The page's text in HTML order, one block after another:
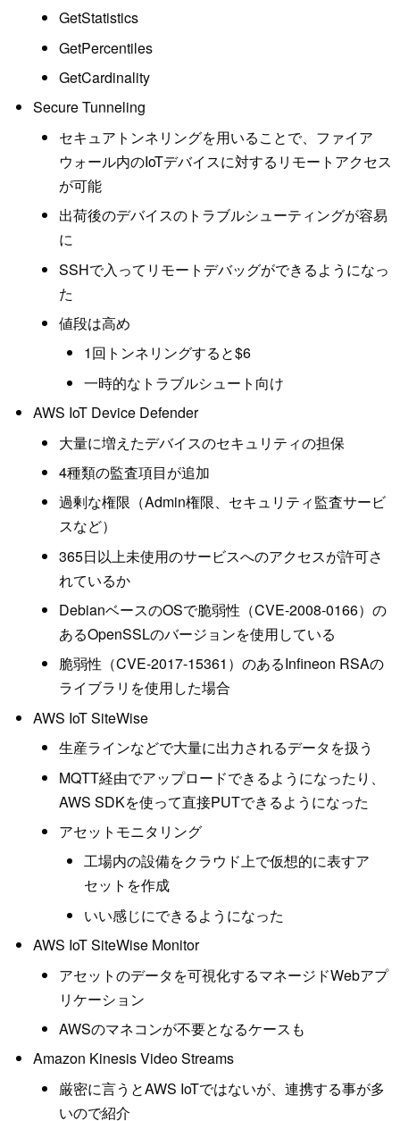
GetStatistics
GetPercentiles
GetCardinality
Secure Tunneling
セキュアトンネリングを用いることで、ファイア
ウォール内のIoTデバイスに対するリモートアクセス
が可能
出荷後のデバイスのトラブルシューティングが容易
に
SSHで入ってリモートデバッグができるようになっ
た
値段は高め
1回トンネリングすると$6
一時的なトラブルシュート向け
AWS IoT Device Defender
大量に増えたデバイスのセキュリティの担保
4種類の監査項目が追加
過剰な権限（Admin権限、セキュリティ監査サービ
スなど）
365日以上未使用のサービスへのアクセスが許可さ
れているか
DebianベースのOSで脆弱性（CVE-2008-0166）の
あるOpenSSLのバージョンを使用している
脆弱性（CVE-2017-15361）のあるInfineon RSAの
ライブラリを使用した場合
AWS IoT SiteWise
生産ラインなどで大量に出力されるデータを扱う
MQTT経由でアップロードできるようになったり、
AWS SDKを使って直接PUTできるようになった
アセットモニタリング
工場内の設備をクラウド上で仮想的に表すア
セットを作成
いい感じにできるようになった
AWS IoT SiteWise Monitor
アセットのデータを可視化するマネージドWebアプ
リケーション
AWSのマネコンが不要となるケースも
Amazon Kinesis Video Streams
厳密に言うとAWS IoTではないが、連携する事が多
いので紹介